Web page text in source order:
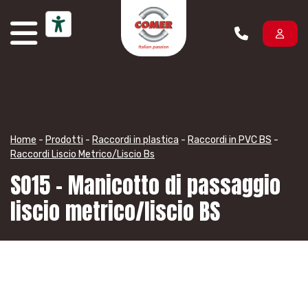
Home - Prodotti - Raccordi in plastica - Raccordi in PVC BS -
Raccordi Liscio Metrico/Liscio Bs
SO15 – Manicotto di passaggio
liscio metrico/liscio BS